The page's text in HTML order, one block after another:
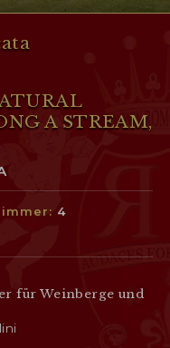
A STREAM,
4
für Weinberge und